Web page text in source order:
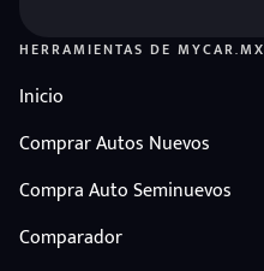
HERRAMIENTAS DE MYCAR.MX
Inicio
Comprar Autos Nuevos
Compra Auto Seminuevos
Comparador